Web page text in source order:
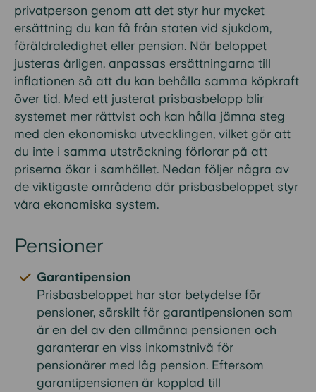
privatperson genom att det styr hur mycket
ersättning du kan få från staten vid sjukdom,
föräldraledighet eller pension. När beloppet
justeras årligen, anpassas ersättningarna till
inflationen så att du kan behålla samma köpkraft
över tid. Med ett justerat prisbasbelopp blir
systemet mer rättvist och kan hålla jämna steg
med den ekonomiska utvecklingen, vilket gör att
du inte i samma utsträckning förlorar på att
priserna ökar i samhället. Nedan följer några av
de viktigaste områdena där prisbasbeloppet styr
våra ekonomiska system.
Pensioner
Garantipension
Prisbasbeloppet har stor betydelse för
pensioner, särskilt för garantipensionen som
är en del av den allmänna pensionen och
garanterar en viss inkomstnivå för
pensionärer med låg pension. Eftersom
garantipensionen är kopplad till